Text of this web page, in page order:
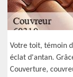
Votre toit, témoin
éclat d'antan.
Couverture,